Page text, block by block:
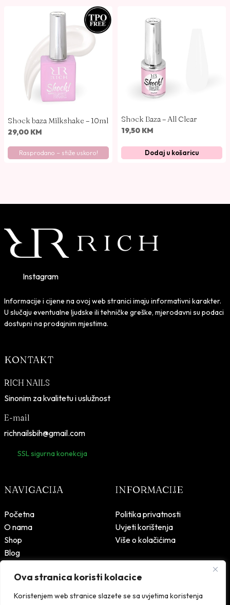
Ova stranica koristi kolacice
Koristenjem web stranice slazete se sa uvjetima koristenja
Shock baza Milkshake – 10ml
29,00 KM
Rasprodano – stiže uskoro!
Shock Baza – All Clear
19,50 KM
Dodaj u košaricu
Instagram
Informacije i cijene na ovoj web stranici imaju informativni karakter.
U slučaju eventualne ljudske ili tehničke greške, mjerodavni su podaci
dostupni na prodajnim mjestima.
KONTAKT
RICH NAILS
Sinonim za kvalitetu i uslužnost
E-mail
richnailsbih@gmail.com
SSL sigurna konekcija
NAVIGACIJA
Početna
O nama
Shop
Blog
INFORMACIJE
Politika privatnosti
Uvjeti korištenja
Više o kolačićima